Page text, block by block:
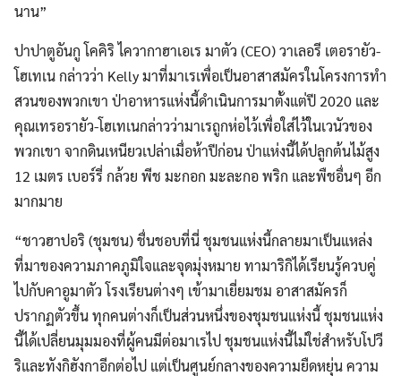
นาน”
ปาปาตูอันกู โคคิริ ไควากาฮาเอเร มาตัว (CEO) วาเลอรี เตอรายัว-
โฮเทเน กล่าวว่า Kelly มาที่มาเรเพื่อเป็นอาสาสมัครในโครงการทำ
สวนของพวกเขา ป่าอาหารแห่งนี้ดำเนินการมาตั้งแต่ปี 2020 และ
คุณเทรอรายัว-โฮเทเนกล่าวว่ามาเรถูกห่อไว้เพื่อใส่ไว้ในเวนัวของ
พวกเขา จากดินเหนียวเปล่าเมื่อห้าปีก่อน ป่าแห่งนี้ได้ปลูกต้นไม้สูง
12 เมตร เบอร์รี่ กล้วย พีช มะกอก มะละกอ พริก และพืชอื่นๆ อีก
มากมาย
“ชาวฮาปอริ (ชุมชน) ชื่นชอบที่นี่ ชุมชนแห่งนี้กลายมาเป็นแหล่ง
ที่มาของความภาคภูมิใจและจุดมุ่งหมาย ทามาริกิได้เรียนรู้ควบคู่
ไปกับคาอูมาตัว โรงเรียนต่างๆ เข้ามาเยี่ยมชม อาสาสมัครก็
ปรากฏตัวขึ้น ทุกคนต่างก็เป็นส่วนหนึ่งของชุมชนแห่งนี้ ชุมชนแห่ง
นี้ได้เปลี่ยนมุมมองที่ผู้คนมีต่อมาเรไป ชุมชนแห่งนี้ไม่ใช่สำหรับโปวี
ริและทังกิฮังกาอีกต่อไป แต่เป็นศูนย์กลางของความยืดหยุ่น ความ